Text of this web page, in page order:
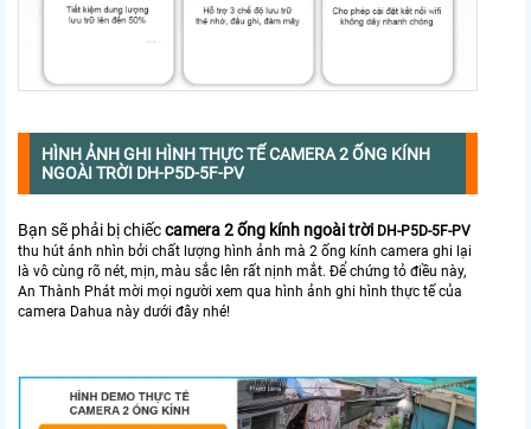
HÌNH ẢNH GHI HÌNH THỰC TẾ CAMERA 2 ỐNG KÍNH
NGOÀI TRỜI DH-P5D-5F-PV
Bạn sẽ phải bị chiếccamera 2 ống kính ngoài trời DH-P5D-5F-PV
thu hút ánh nhìn bởi chất lượng hình ảnh mà 2 ống kính camera ghi lại
là vô cùng rõ nét, mịn, màu sắc lên rất nịnh mắt. Để chứng tỏ điều này,
An Thành Phát mời mọi người xem qua hình ảnh ghi hình thực tế của
camera Dahua này dưới đây nhé!